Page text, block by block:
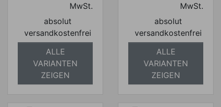
MwSt.
absolut
versandkostenfrei
ALLE
VARIANTEN
ZEIGEN
MwSt.
absolut
versandkostenfrei
ALLE
VARIANTEN
ZEIGEN